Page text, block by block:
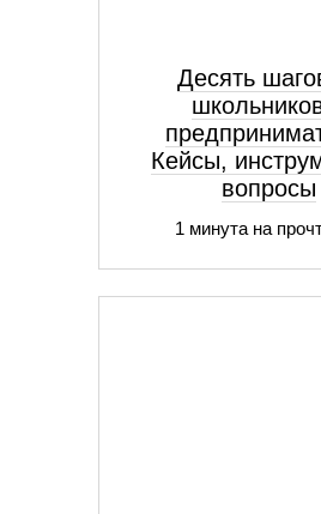
Десять
Кейсы,
вопросы
1 минута на